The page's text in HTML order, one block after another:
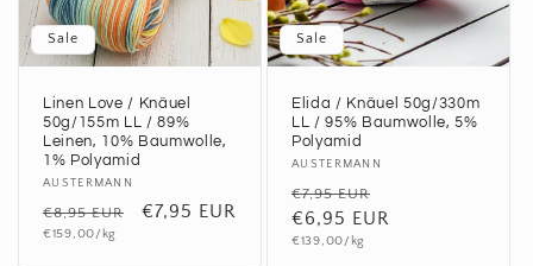
Sale
Linen Love / Knäuel
50g/155m LL / 89%
Leinen, 10% Baumwolle,
1% Polyamid
Anbieter:
AUSTERMANN
Normaler
Preis
€8,95 EUR Verkaufspreis
€7,95 EUR
Grundpreis
€159,00/kg
Sale
Elida / Knäuel 50g/330m
LL / 95% Baumwolle, 5%
Polyamid
Anbieter:
AUSTERMANN
Normaler
Preis
€7,95 EUR
€6,95 EUR
Grundpreis
€139,00/kg